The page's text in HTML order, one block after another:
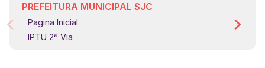
PREFEITURA MUNICIPAL SJC
Pagina Inicial
IPTU 2ª Via